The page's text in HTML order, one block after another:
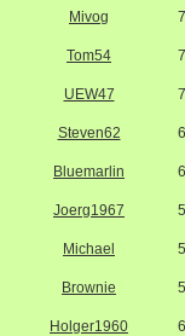
Mivog
Tom54
UEW47
Steven62
Bluemarlin
Joerg1967
Michael
Brownie
Holger1960